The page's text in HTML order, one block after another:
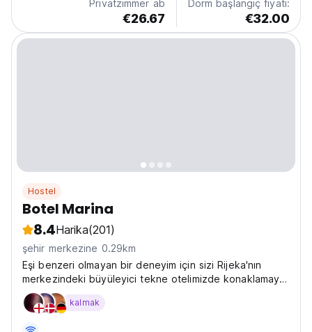
Privatzimmer ab
€26.67
Dorm başlangıç fiyatı:
€32.00
Hostel
Botel Marina
8.4Harika(201)
şehir merkezine 0.29km
Eşi benzeri olmayan bir deneyim için sizi Rijeka'nın
merkezindeki büyüleyici tekne otelimizde konaklamaya
davet ediyoruz.
kalmak